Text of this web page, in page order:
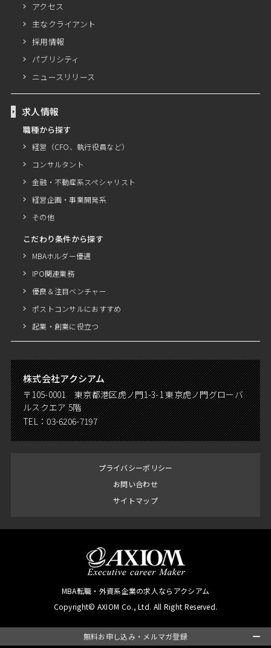
無料お申し込み・メルマガ登録
アクセス
主なクライアント
採用情報
パブリシティ
ニュースリリース
求人情報
職種から探す
経営（CFO、執行役員など）
コンサルタント
金融・不動産系スペシャリスト
経営企画・事業開発系
その他
こだわり条件から探す
MBAホルダー優遇
IPO関連業務
優良＆注目ベンチャー
ポストコンサルにおすすめ
起業・創業に役立つ
株式会社アクシアム
〒105-0001 東京都港区虎ノ門1-3-1 東京虎ノ門グローバ
ルスクエア 5階
TEL：03-6206-7197
プライバシーポリシー
お問い合わせ
サイトマップ
MBA転職・外資系企業の求人ならアクシアム
Copyright© AXIOM Co., Ltd. All Right Reserved.